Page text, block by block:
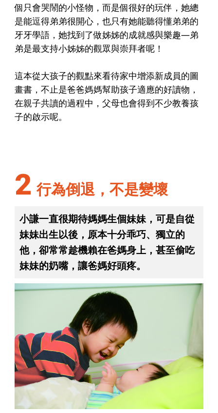
個只會哭鬧的小怪物，而是個很好的玩伴，她總
是能逗得弟弟很開心，也只有她能聽得懂弟弟的
牙牙學語，她找到了做姊姊的成就感與樂趣—弟
弟是最支持小姊姊的觀眾與崇拜者呢！
這本從大孩子的觀點來看待家中增添新成員的圖
畫書，不止是爸爸媽媽幫助孩子適應的好讀物，
在親子共讀的過程中，父母也會得到不少教養孩
子的啟示呢。
2 行為倒退，不是變壞
小謙一直很期待媽媽生個妹妹，可是自從
妹妹出生以後，原本十分乖巧、獨立的
他，卻常常趁機賴在爸媽身上，甚至偷吃
妹妹的奶嘴，讓爸媽好頭疼。